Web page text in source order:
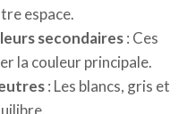
espace.
secondaires: Ces
la couleur principale.
: Les blancs, gris et